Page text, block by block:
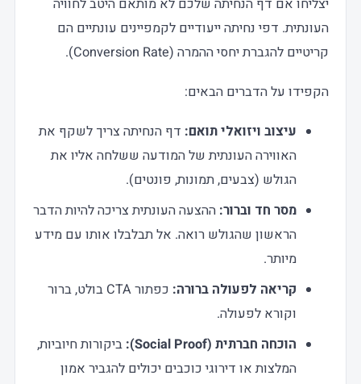
יצליחו אם דף הנחיתה שלכם לא מותאם היטב לחוויה
העונתית. דפי נחיתה ייעודיים לקמפיינים עונתיים הם
קריטיים להגברת יחסי ההמרה (Conversion Rate).
הקפידו על הדברים הבאים:
עיצוב ויזואלי תואם: דף הנחיתה צריך לשקף את
האווירה העונתית של המודעה ששלחה אליו את
הגולש (צבעים, תמונות, פונטים).
מסר חד וברור: ההצעה העונתית צריכה להיות הדבר
הראשון שהגולש רואה. אל תבלבלו אותו עם מידע
מיותר.
קריאה לפעולה ברורה:
כפתור CTA בולט, ברור
וקורא לפעולה.
הוכחה חברתית (Social Proof):
ביקורות חיוביות,
המלצות או דירוגי כוכבים יכולים להגביר אמון